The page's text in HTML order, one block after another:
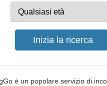
è un popolare servizio di